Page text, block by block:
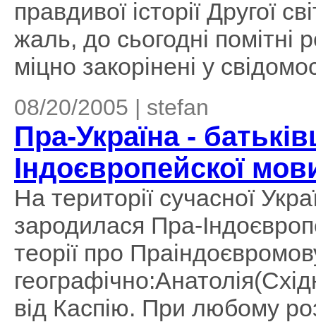
правдивої історії Другої
жаль, до сьогодні
міцно закорінені у
08/20/2005 | stefan
Пра-Україна -
Індоєвропейскої
На території сучасної
зародилася Пра-
теорії про
від Каспію. При любому